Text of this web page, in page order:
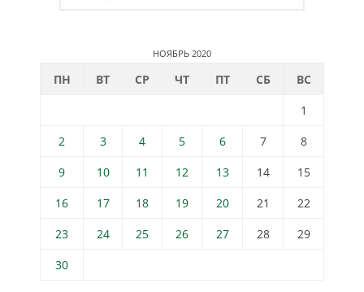
НОЯБРЬ 2020
ПН ВТ СР ЧТ ПТ СБ
ВС
1
2
3 4 5 6 7
8
9
10 11 12 13 14
15
16
17 18 19 20 21
22
23
24 25 26 27 28
29
30